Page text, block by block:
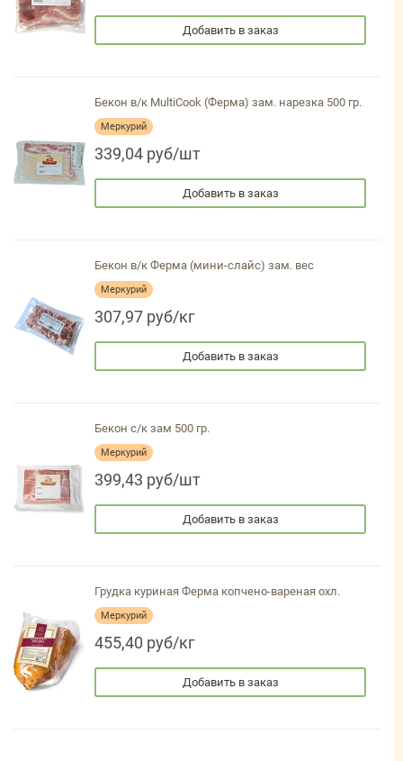
Добавить в заказ
Бекон в/к MultiCook (Ферма) зам. нарезка 500 гр.
Меркурий
339,04 руб/шт
Добавить в заказ
Бекон в/к Ферма (мини-слайс) зам. вес
Меркурий
307,97 руб/кг
Добавить в заказ
Бекон с/к зам 500 гр.
Меркурий
399,43 руб/шт
Добавить в заказ
Грудка куриная Ферма копчено-вареная охл.
Меркурий
455,40 руб/кг
Добавить в заказ